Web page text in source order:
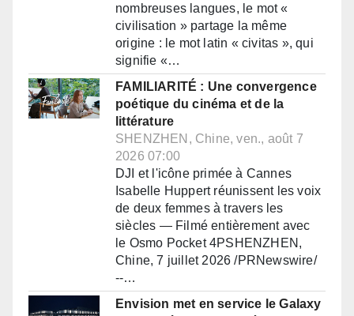
nombreuses langues, le mot «
civilisation » partage la même
origine : le mot latin « civitas », qui
signifie «…
FAMILIARITÉ : Une convergence
poétique du cinéma et de la
littérature
SHENZHEN, Chine, ven., août 7
2026 07:00
DJI et l'icône primée à Cannes
Isabelle Huppert réunissent les voix
de deux femmes à travers les
siècles — Filmé entièrement avec
le Osmo Pocket 4PSHENZHEN,
Chine, 7 juillet 2026 /PRNewswire/
--…
Envision met en service le Galaxy